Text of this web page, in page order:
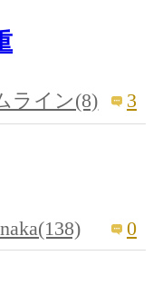
ライン(8) 3
0